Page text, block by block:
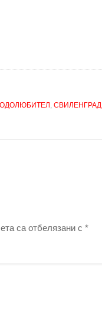
, СВИЛЕНГРАД
са отбелязани с *